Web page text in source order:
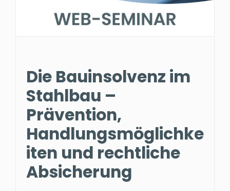
Die Bauinsolvenz im
Stahlbau –
Prävention,
Handlungsmöglichke
iten und rechtliche
Absicherung